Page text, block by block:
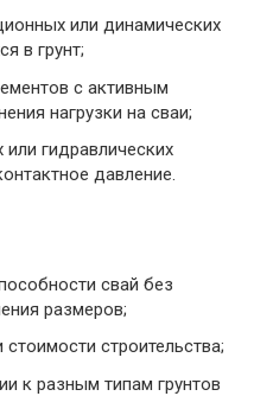
или динамических
в грунт;
с активным
нагрузки на сваи;
гидравлических
давление.
свай без
размеров;
строительства;
к разным типам грунтов